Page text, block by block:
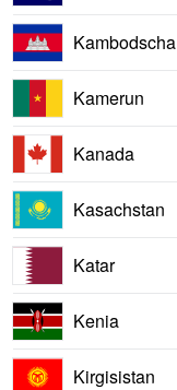
Kambodscha
Kamerun
Kanada
Kasachstan
Katar
Kenia
Kirgisistan